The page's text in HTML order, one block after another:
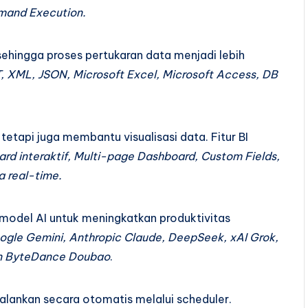
Execution.
proses pertukaran data menjadi lebih
XML, JSON, Microsoft Excel, Microsoft Access, DB
juga membantu visualisasi data. Fitur BI
interaktif, Multi-page Dashboard, Custom Fields,
real-time.
AI untuk meningkatkan produktivitas
Gemini, Anthropic Claude, DeepSeek, xAI Grok,
ByteDance Doubao.
secara otomatis melalui scheduler.